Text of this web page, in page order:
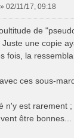
» 02/11/17, 09:18
de
Juste une copie
fois, la
ces sous-
n'y est rarement
être bonnes...